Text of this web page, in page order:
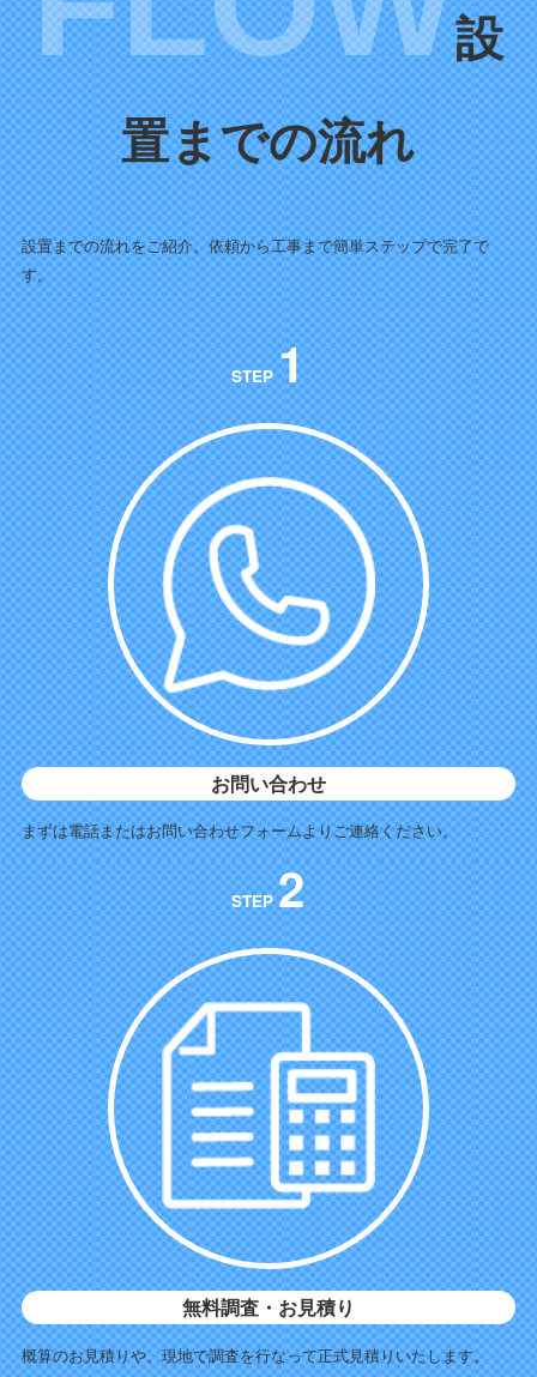
設
置までの流れ
設置までの流れをご紹介。依頼から工事まで簡単ステップで完了で
す。
STEP1
お問い合わせ
まずは電話またはお問い合わせフォームよりご連絡ください。
STEP2
無料調査・お見積り
概算のお見積りや、現地で調査を行なって正式見積りいたします。